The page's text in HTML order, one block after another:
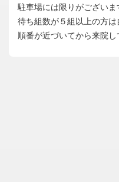
駐車場には限りがございま
待ち組数が５組以上の方は
順番が近づいてから来院